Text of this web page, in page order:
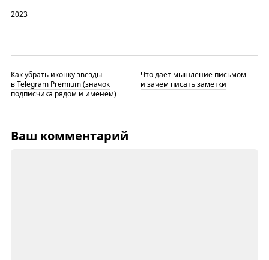
2023
Как убрать иконку звезды
в Telegram Premium (значок
подписчика рядом и именем)
Что дает мышление письмом
и зачем писать заметки
Ваш комментарий